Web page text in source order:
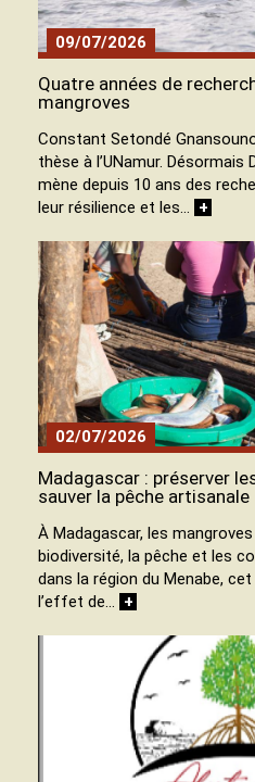
09/07/2026
Quatre années de
mangroves
Constant Setondé
thèse à l’UNamur. Désormais
mène depuis 10 ans des
leur résilience et les… +
02/07/2026
Madagascar : préserver
sauver la pêche artisanale
À Madagascar, les
biodiversité, la pêche et les
dans la région du Menabe,
l’effet de… +